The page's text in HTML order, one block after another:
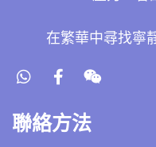
在繁華中尋找寧
聯絡方法